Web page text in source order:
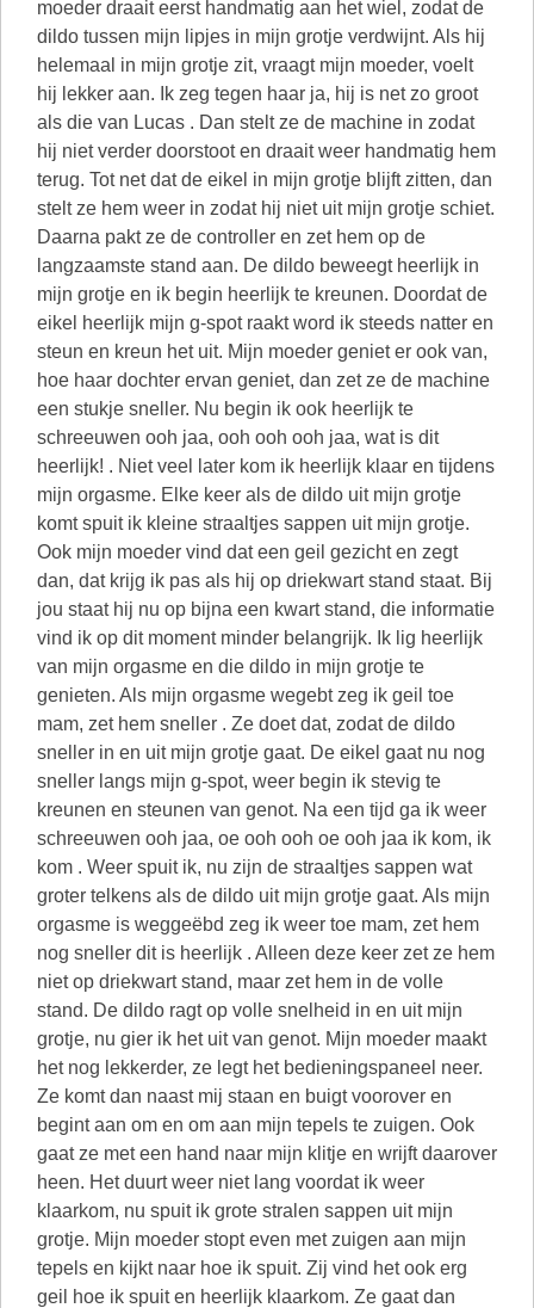
moeder draait eerst handmatig aan het wiel, zodat de
dildo tussen mijn lipjes in mijn grotje verdwijnt. Als hij
helemaal in mijn grotje zit, vraagt mijn moeder, voelt
hij lekker aan. Ik zeg tegen haar ja, hij is net zo groot
als die van Lucas . Dan stelt ze de machine in zodat
hij niet verder doorstoot en draait weer handmatig hem
terug. Tot net dat de eikel in mijn grotje blijft zitten, dan
stelt ze hem weer in zodat hij niet uit mijn grotje schiet.
Daarna pakt ze de controller en zet hem op de
langzaamste stand aan. De dildo beweegt heerlijk in
mijn grotje en ik begin heerlijk te kreunen. Doordat de
eikel heerlijk mijn g-spot raakt word ik steeds natter en
steun en kreun het uit. Mijn moeder geniet er ook van,
hoe haar dochter ervan geniet, dan zet ze de machine
een stukje sneller. Nu begin ik ook heerlijk te
schreeuwen ooh jaa, ooh ooh ooh jaa, wat is dit
heerlijk! . Niet veel later kom ik heerlijk klaar en tijdens
mijn orgasme. Elke keer als de dildo uit mijn grotje
komt spuit ik kleine straaltjes sappen uit mijn grotje.
Ook mijn moeder vind dat een geil gezicht en zegt
dan, dat krijg ik pas als hij op driekwart stand staat. Bij
jou staat hij nu op bijna een kwart stand, die informatie
vind ik op dit moment minder belangrijk. Ik lig heerlijk
van mijn orgasme en die dildo in mijn grotje te
genieten. Als mijn orgasme wegebt zeg ik geil toe
mam, zet hem sneller . Ze doet dat, zodat de dildo
sneller in en uit mijn grotje gaat. De eikel gaat nu nog
sneller langs mijn g-spot, weer begin ik stevig te
kreunen en steunen van genot. Na een tijd ga ik weer
schreeuwen ooh jaa, oe ooh ooh oe ooh jaa ik kom, ik
kom . Weer spuit ik, nu zijn de straaltjes sappen wat
groter telkens als de dildo uit mijn grotje gaat. Als mijn
orgasme is weggeëbd zeg ik weer toe mam, zet hem
nog sneller dit is heerlijk . Alleen deze keer zet ze hem
niet op driekwart stand, maar zet hem in de volle
stand. De dildo ragt op volle snelheid in en uit mijn
grotje, nu gier ik het uit van genot. Mijn moeder maakt
het nog lekkerder, ze legt het bedieningspaneel neer.
Ze komt dan naast mij staan en buigt voorover en
begint aan om en om aan mijn tepels te zuigen. Ook
gaat ze met een hand naar mijn klitje en wrijft daarover
heen. Het duurt weer niet lang voordat ik weer
klaarkom, nu spuit ik grote stralen sappen uit mijn
grotje. Mijn moeder stopt even met zuigen aan mijn
tepels en kijkt naar hoe ik spuit. Zij vind het ook erg
geil hoe ik spuit en heerlijk klaarkom. Ze gaat dan